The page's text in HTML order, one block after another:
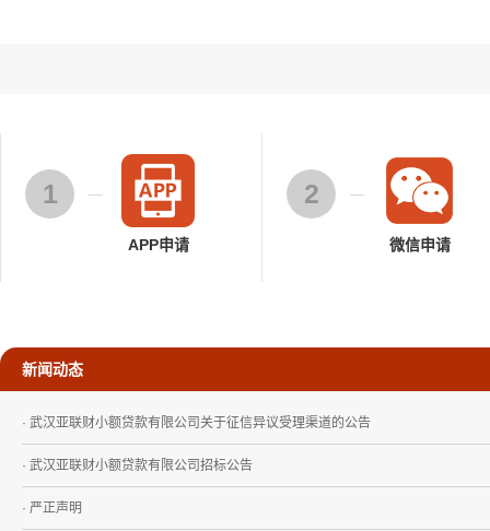
1
APP申请
2
微信申请
新闻动态
· 武汉亚联财小额贷款有限公司关于征信异议受理渠道的公告
· 武汉亚联财小额贷款有限公司招标公告
· 严正声明